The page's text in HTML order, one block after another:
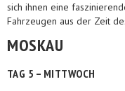
sich ihnen eine
Fahrzeugen aus der Zeit
MOSKAU
TAG 5 – MITTWOCH